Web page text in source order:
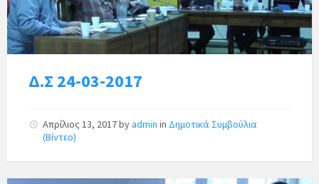
Δ.Σ 24-03-2017
Απρίλιος 13, 2017byadmin in Δημοτικά Συμβούλια
(Βίντεο)